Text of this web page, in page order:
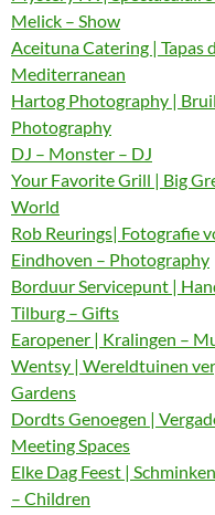
Melick – Show
Aceituna Catering | Tapas
Mediterranean
Hartog Photography |
Photography
DJ – Monster – DJ
Your Favorite Grill | Big
World
Rob Reurings| Fotografie
Eindhoven – Photography
Borduur Servicepunt |
Tilburg – Gifts
Earopener | Kralingen –
Wentsy | Wereldtuinen
Gardens
Dordts Genoegen |
Meeting Spaces
Elke Dag Feest |
– Children